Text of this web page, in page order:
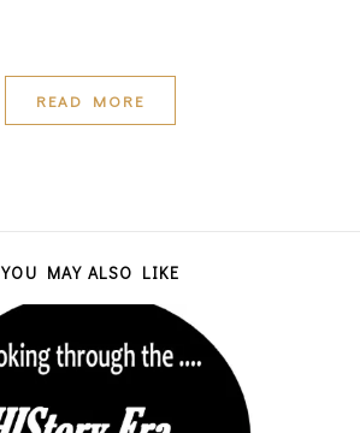
READ MORE
YOU MAY ALSO LIKE